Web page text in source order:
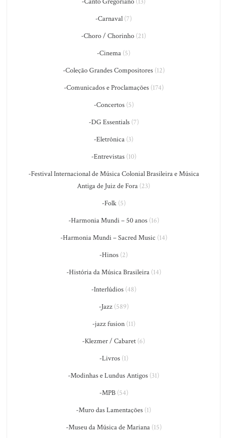
-Carnaval (7)
-Choro / Chorinho (21)
-Cinema (5)
-Coleção Grandes Compositores(12)
-Comunicados e Proclamações(174)
-Concertos(5)
-DG Essentials(7)
-Eletrônica (3)
-Entrevistas(10)
-Festival Internacional de Música Colonial Brasileira e Música
Antiga de Juiz de Fora (23)
-Folk(5)
-Harmonia Mundi – 50 anos(16)
-Harmonia Mundi – Sacred Music (14)
-Hinos (2)
-História da Música Brasileira(14)
-Interlúdios(48)
-Jazz(589)
-jazz fusion(11)
-Klezmer / Cabaret (6)
-Livros(1)
-Modinhas e Lundus Antigos (31)
-MPB(54)
-Muro das Lamentações (1)
-Museu da Música de Mariana(15)